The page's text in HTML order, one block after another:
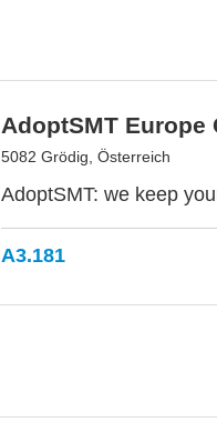
AdoptSMT Europe
5082 Grödig, Österreich
AdoptSMT: we keep
A3.181